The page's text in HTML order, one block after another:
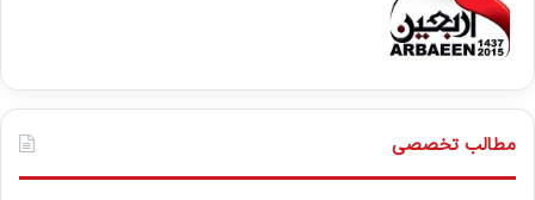
مطالب تخصصی